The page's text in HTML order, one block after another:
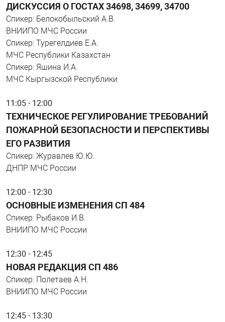
ДИСКУССИЯ О ГОСТАХ 34698, 34699, 34700
Спикер: Белокобыльский А.В.
ВНИИПО МЧС России
Спикер: Турегелдиев Е.А.
МЧС Республики Казахстан
Спикер: Яшина И.А.
МЧС Кыргызской Республики
11:05 - 12:00
ТЕХНИЧЕСКОЕ РЕГУЛИРОВАНИЕ ТРЕБОВАНИЙ
ПОЖАРНОЙ БЕЗОПАСНОСТИ И ПЕРСПЕКТИВЫ
ЕГО РАЗВИТИЯ
Спикер: Журавлев Ю.Ю.
ДНПР МЧС России
12:00 - 12:30
ОСНОВНЫЕ ИЗМЕНЕНИЯ СП 484
Спикер: Рыбаков И.В.
ВНИИПО МЧС России
12:30 - 12:45
НОВАЯ РЕДАКЦИЯ СП 486
Спикер: Полетаев А.Н.
ВНИИПО МЧС России
12:45 - 13:30